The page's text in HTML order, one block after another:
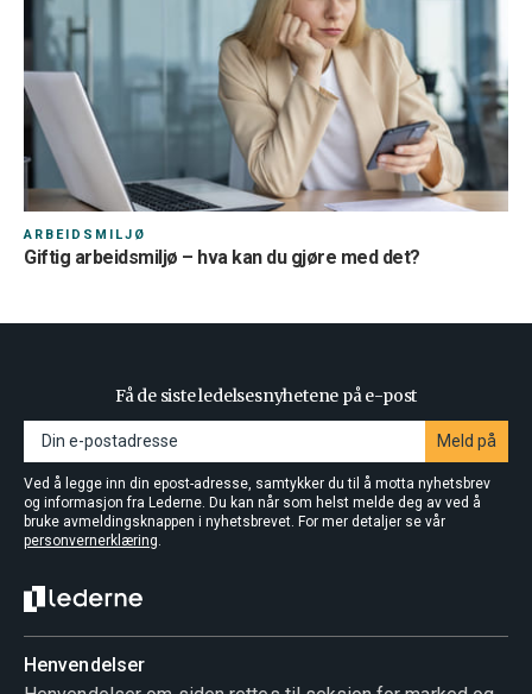
ARBEIDSMILJØ
Giftig arbeidsmiljø – hva kan du gjøre med det?
Få de siste ledelsesnyhetene på e-post
Meld på
Ved å legge inn din epost-adresse, samtykker du til å motta nyhetsbrev
og informasjon fra Lederne. Du kan når som helst melde deg av ved å
bruke avmeldingsknappen i nyhetsbrevet. For mer detaljer se vår
personvernerklæring.
Henvendelser